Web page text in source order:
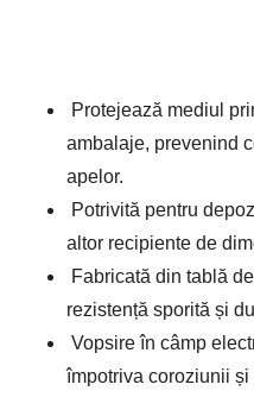
Protejează mediul
ambalaje, prevenind
apelor.
Potrivită pentru
altor recipiente de
Fabricată din tablă
rezistență sporită și
Vopsire în câmp
împotriva coroziunii și